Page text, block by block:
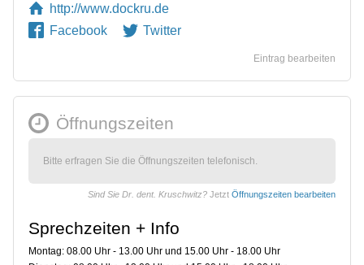
http://www.dockru.de
Facebook
Twitter
Eintrag bearbeiten
Öffnungszeiten
Bitte erfragen Sie die Öffnungszeiten telefonisch.
Sind Sie Dr. dent. Kruschwitz? Jetzt Öffnungszeiten bearbeiten
Sprechzeiten + Info
Montag: 08.00 Uhr - 13.00 Uhr und 15.00 Uhr - 18.00 Uhr